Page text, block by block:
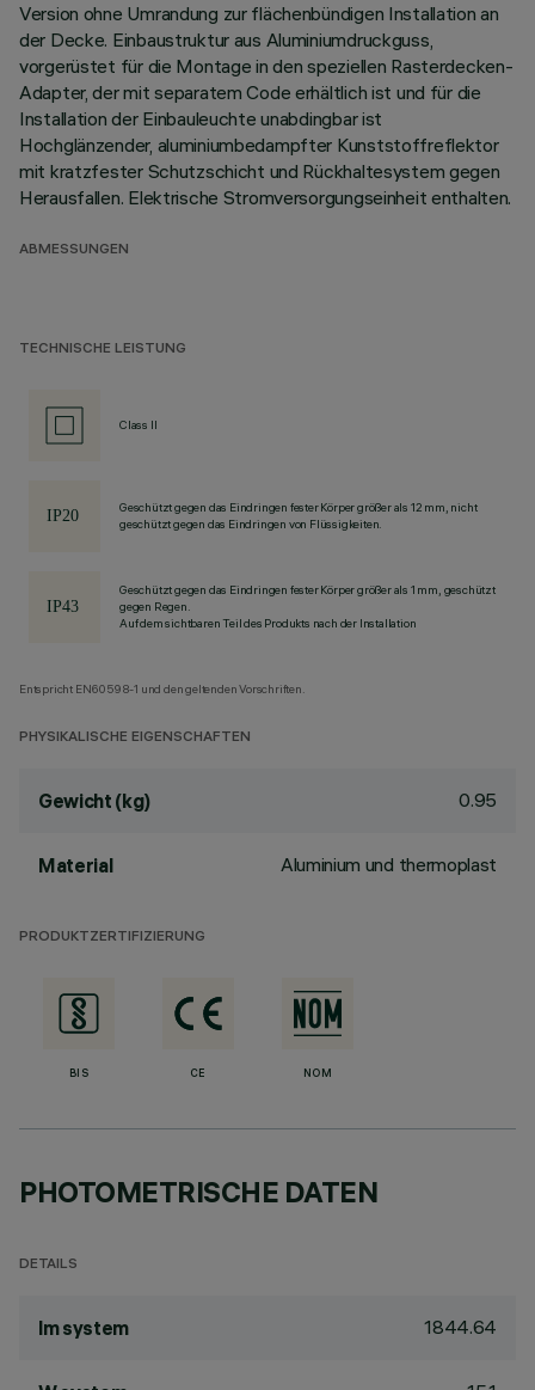
Version ohne Umrandung zur flächenbündigen Installation an
der Decke. Einbaustruktur aus Aluminiumdruckguss,
vorgerüstet für die Montage in den speziellen Rasterdecken-
Adapter, der mit separatem Code erhältlich ist und für die
Installation der Einbauleuchte unabdingbar ist
Hochglänzender, aluminiumbedampfter Kunststoffreflektor
mit kratzfester Schutzschicht und Rückhaltesystem gegen
Herausfallen. Elektrische Stromversorgungseinheit enthalten.
ABMESSUNGEN
TECHNISCHE LEISTUNG
Class II
Geschützt gegen das Eindringen fester Körper größer als 12 mm, nicht
geschützt gegen das Eindringen von Flüssigkeiten.
Geschützt gegen das Eindringen fester Körper größer als 1 mm, geschützt
gegen Regen.
Auf dem sichtbaren Teil des Produkts nach der Installation
Entspricht EN60598-1 und den geltenden Vorschriften.
PHYSIKALISCHE EIGENSCHAFTEN
Gewicht (kg) 0.95
Material Aluminium und thermoplast
PRODUKTZERTIFIZIERUNG
BIS CE NOM
PHOTOMETRISCHE DATEN
DETAILS
lm system 1844.64